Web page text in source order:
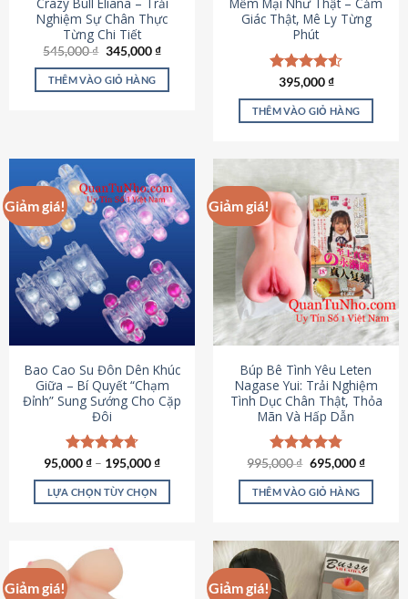
Crazy Bull Eliana – Trải
Nghiệm Sự Chân Thực
Từng Chi Tiết
545,000₫ Giá
là:
545,000 ₫.
345,000₫Giá
tại
THÊM VÀO GIỎ HÀNG
Mềm Mại Như Thật – Cảm
Giác Thật, Mê Ly Từng
Phút
Được xếp
hạng4.53
5 sao
395,000₫
THÊM VÀO GIỎ HÀNG
Giảm giá!
Bao Cao Su Đôn Dên Khúc
Giữa – Bí Quyết “Chạm
Đỉnh” Sung Sướng Cho Cặp
Đôi
Được xếp
hạng4.70
5 sao
95,000₫ – 195,000₫
LỰA CHỌN TÙY CHỌN
này
nhiều
Giảm giá!
Búp Bê Tình Yêu Leten
Nagase Yui: Trải Nghiệm
Tình Dục Chân Thật, Thỏa
Mãn Và Hấp Dẫn
Được xếp
hạng4.80
5 sao
995,000₫ Giá
là:
995,000 ₫.
695,000₫Giá
tại
THÊM VÀO GIỎ HÀNG
Giảm giá! Giảm giá!